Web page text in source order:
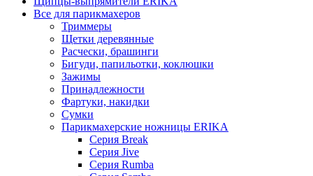
Все для парикмахеров
Триммеры
Щетки деревянные
Расчески, брашинги
Бигуди, папильотки, коклюшки
Зажимы
Принадлежности
Фартуки, накидки
Сумки
Парикмахерские ножницы ERIKA
Серия Break
Серия Jive
Серия Rumba